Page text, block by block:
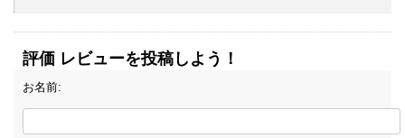
評価 レビューを投稿しよう！
お名前: